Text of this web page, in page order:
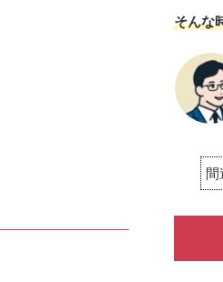
そんな
間